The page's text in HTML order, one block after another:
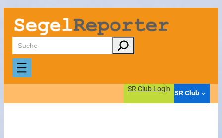
Zum
Inhalt
springen
Suchen
SR Club Login
SR Club